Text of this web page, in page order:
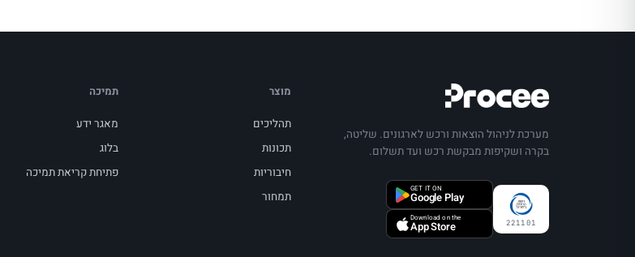
מערכת לניהול הוצאות ורכש לארגונים. שליטה,
בקרה ושקיפות מבקשת רכש ועד תשלום.
221101
GET IT ON
Google Play
Download on the
App Store
מוצר
תהליכים
תכונות
חיבוריות
תמחור
תמיכה
מאגר ידע
בלוג
פתיחת קריאת תמיכה